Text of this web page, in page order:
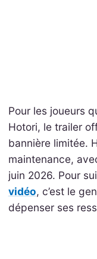
Pour les joueurs
Hotori, le trailer
bannière limitée.
maintenance,
juin 2026. Pour
vidéo, c’est le
dépenser ses